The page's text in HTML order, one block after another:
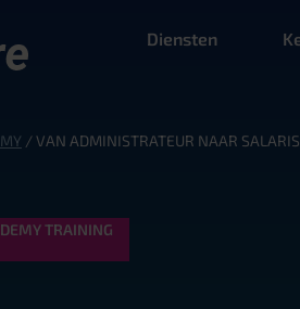
Diensten
/VAN ADMINISTRATEUR NAAR
TRAINING